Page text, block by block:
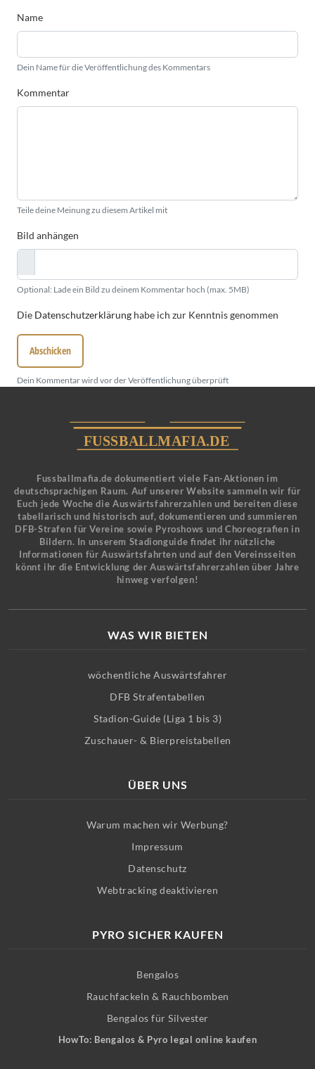
Name
Dein Name für die Veröffentlichung des Kommentars
Kommentar
Teile deine Meinung zu diesem Artikel mit
Bild anhängen
Optional: Lade ein Bild zu deinem Kommentar hoch (max. 5MB)
Die Datenschutzerklärung habe ich zur Kenntnis genommen
Abschicken
Dein Kommentar wird vor der Veröffentlichung überprüft
Fussballmafia.de dokumentiert viele Fan-Aktionen im
deutschsprachigen Raum. Auf unserer Website sammeln wir für
Euch jede Woche die Auswärtsfahrerzahlen und bereiten diese
tabellarisch und historisch auf, dokumentieren und summieren
DFB-Strafen für Vereine sowie Pyroshows und Choreografien in
Bildern. In unserem Stadionguide findet ihr nützliche
Informationen für Auswärtsfahrten und auf den Vereinsseiten
könnt ihr die Entwicklung der Auswärtsfahrerzahlen über Jahre
hinweg verfolgen!
WAS WIR BIETEN
wöchentliche Auswärtsfahrer
DFB Strafentabellen
Stadion-Guide (Liga 1 bis 3)
Zuschauer- & Bierpreistabellen
ÜBER UNS
Warum machen wir Werbung?
Impressum
Datenschutz
Webtracking deaktivieren
PYRO SICHER KAUFEN
Bengalos
Rauchfackeln & Rauchbomben
Bengalos für Silvester
HowTo: Bengalos & Pyro legal online kaufen